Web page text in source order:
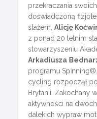
przekraczania
doświadczoną
stażem,Alicję
z ponad 20 letnim
stowarzyszeniu
Arkadiusza
programu
cycling rozpoczął
Brytanii. Zakochany
aktywności na
dalekich wypraw